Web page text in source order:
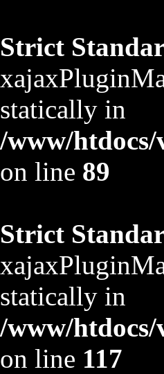
Strict
statically in
/www/
on line 89
Strict
statically in
/www/
on line 117